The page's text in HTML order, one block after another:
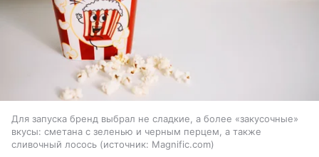
Для запуска бренд выбрал не сладкие, а более «закусочные»
вкусы: сметана с зеленью и черным перцем, а также
сливочный лосось
источник: Magnific.com